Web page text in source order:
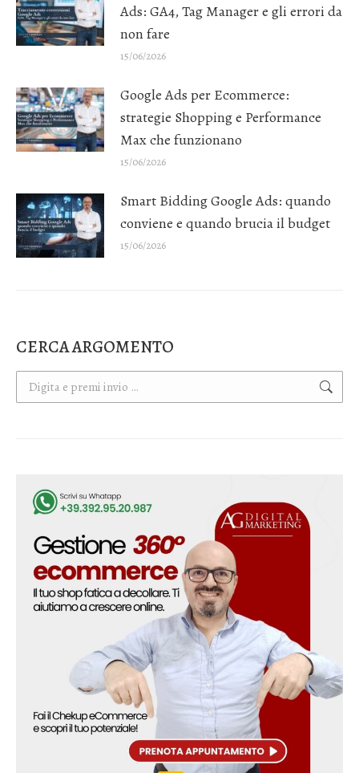
Ads: GA4, Tag Manager e gli errori da
non fare
15/06/2026
Google Ads per Ecommerce:
strategie Shopping e Performance
Max che funzionano
15/06/2026
Smart Bidding Google Ads: quando
conviene e quando brucia il budget
15/06/2026
CERCA ARGOMENTO